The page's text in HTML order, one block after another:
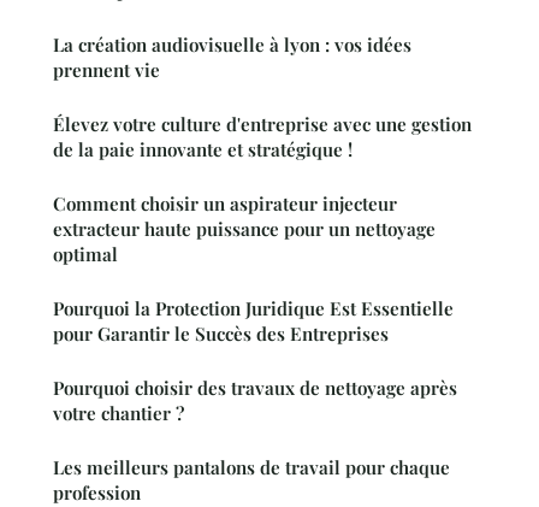
La création audiovisuelle à lyon : vos idées
prennent vie
Élevez votre culture d'entreprise avec une gestion
de la paie innovante et stratégique !
Comment choisir un aspirateur injecteur
extracteur haute puissance pour un nettoyage
optimal
Pourquoi la Protection Juridique Est Essentielle
pour Garantir le Succès des Entreprises
Pourquoi choisir des travaux de nettoyage après
votre chantier ?
Les meilleurs pantalons de travail pour chaque
profession